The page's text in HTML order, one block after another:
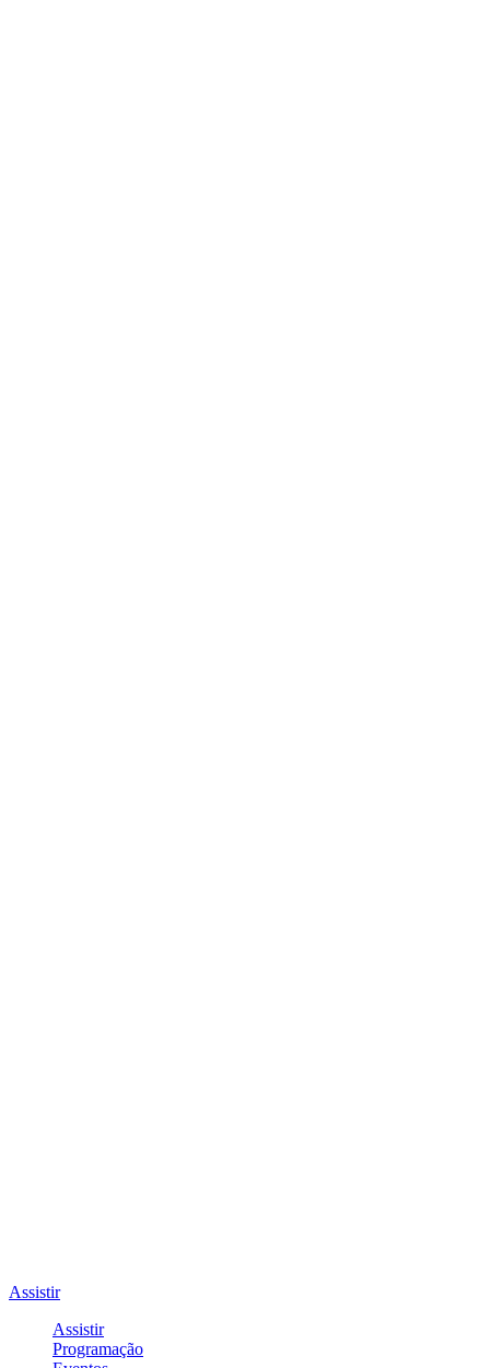
Assistir
Assistir
Programação